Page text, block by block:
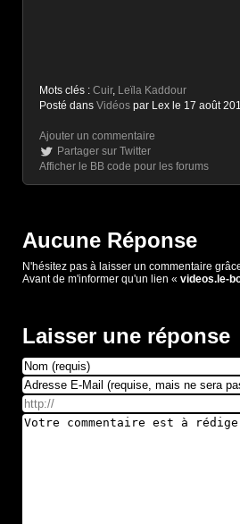
Mots clés : Cuir, Leïla Kaddour
Posté dans Vidéos par Lex le 17 août
Ajouter un commentaire
Partager sur Twitter
Afficher le BB code pour les forums
Aucune Réponse
N'hésitez pas à laisser un commentaire
Avant de m'informer qu'un lien « videos.le-
Laisser une réponse